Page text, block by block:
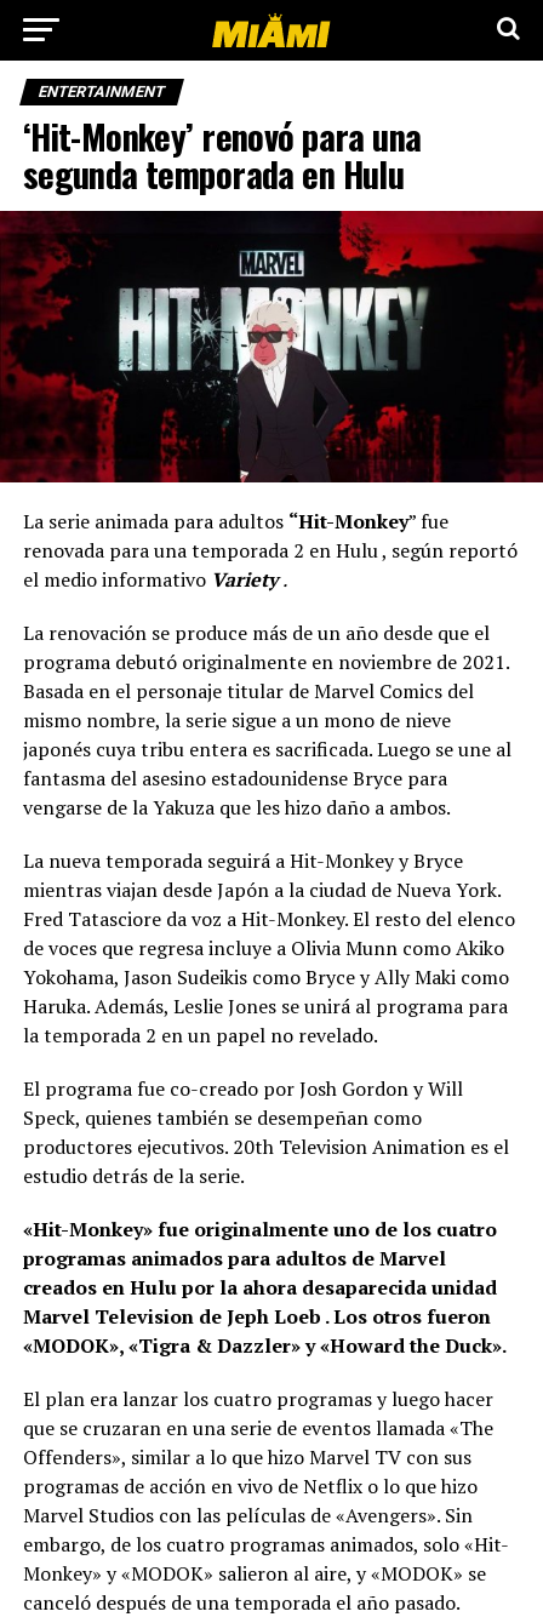
ENTERTAINMENT
‘Hit-Monkey’ renovó para una
segunda temporada en Hulu
La serie animada para adultos “Hit-Monkey” fue
renovada para una temporada 2 en Hulu , según reportó
el medio informativo Variety.
La renovación se produce más de un año desde que el
programa debutó originalmente en noviembre de 2021.
Basada en el personaje titular de Marvel Comics del
mismo nombre, la serie sigue a un mono de nieve
japonés cuya tribu entera es sacrificada. Luego se une al
fantasma del asesino estadounidense Bryce para
vengarse de la Yakuza que les hizo daño a ambos.
La nueva temporada seguirá a Hit-Monkey y Bryce
mientras viajan desde Japón a la ciudad de Nueva York.
Fred Tatasciore da voz a Hit-Monkey. El resto del elenco
de voces que regresa incluye a Olivia Munn como Akiko
Yokohama, Jason Sudeikis como Bryce y Ally Maki como
Haruka. Además, Leslie Jones se unirá al programa para
la temporada 2 en un papel no revelado.
El programa fue co-creado por Josh Gordon y Will
Speck, quienes también se desempeñan como
productores ejecutivos. 20th Television Animation es el
estudio detrás de la serie.
«Hit-Monkey» fue originalmente uno de los cuatro
programas animados para adultos de Marvel
creados en Hulu por la ahora desaparecida unidad
Marvel Television de Jeph Loeb . Los otros fueron
«MODOK», «Tigra & Dazzler» y «Howard the Duck».
El plan era lanzar los cuatro programas y luego hacer
que se cruzaran en una serie de eventos llamada «The
Offenders», similar a lo que hizo Marvel TV con sus
programas de acción en vivo de Netflix o lo que hizo
Marvel Studios con las películas de «Avengers». Sin
embargo, de los cuatro programas animados, solo «Hit-
Monkey» y «MODOK» salieron al aire, y «MODOK» se
canceló después de una temporada el año pasado.